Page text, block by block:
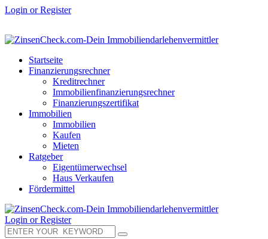
Login or Register
Startseite
Finanzierungsrechner
Kreditrechner
Immobilienfinanzierungsrechner
Finanzierungszertifikat
Immobilien
Immobilien
Kaufen
Mieten
Ratgeber
Eigentümerwechsel
Haus Verkaufen
Fördermittel
Login or Register